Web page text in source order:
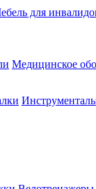
для
Медицинское